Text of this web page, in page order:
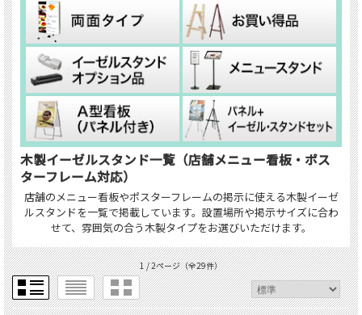
木製イーゼルスタンド一覧（店舗メニュー看板・ポス
ターフレーム対応）
店舗のメニュー看板やポスターフレームの掲示に使える木製イーゼ
ルスタンドを一覧で掲載しています。設置場所や掲示サイズに合わ
せて、雰囲気の合う木製タイプをお選びいただけます。
1 / 2ページ（全29件）